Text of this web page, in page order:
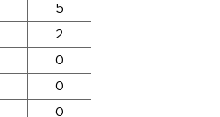
5
2
0
0
0